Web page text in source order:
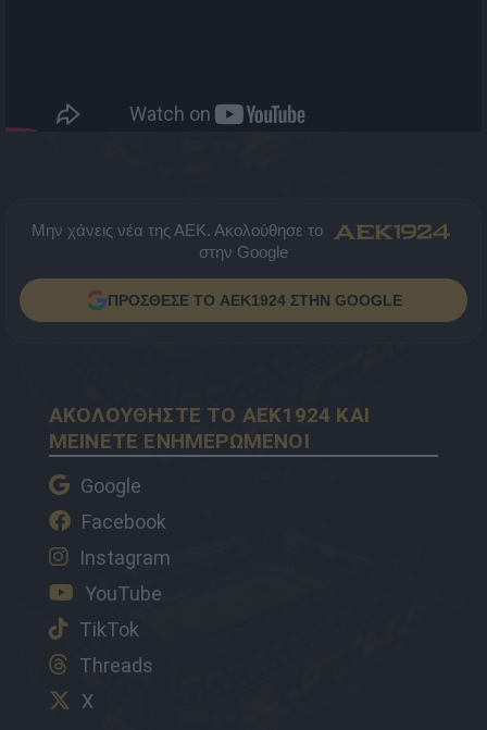
Μην χάνεις νέα της ΑΕΚ. Ακολούθησε το
στην Google
ΠΡΟΣΘΕΣΕ ΤΟ AEK1924 ΣΤΗΝ GOOGLE
ΑΚΟΛΟΥΘΗΣΤΕ ΤΟ AEK1924 ΚΑΙ
ΜΕΙΝΕΤΕ ΕΝΗΜΕΡΩΜΕΝΟΙ
Google
Facebook
Instagram
YouTube
TikTok
Threads
X